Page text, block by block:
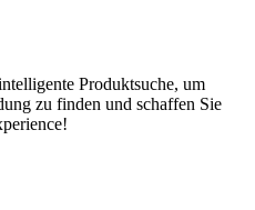
Produktsuche, um
zu finden und schaffen Sie